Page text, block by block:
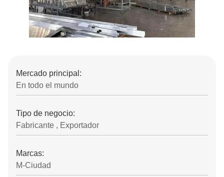
Mercado principal:
En todo el mundo
Tipo de negocio:
Fabricante , Exportador
Marcas:
M-Ciudad